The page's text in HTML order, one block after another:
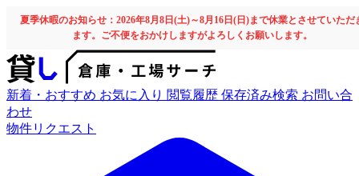
夏季休暇のお知らせ：2026年8月8日(土)～8月16日(日)まで休業とさせていただ
ます。ご不便をおかけしますがよろしくお願いします。
新着・おすすめ お気に入り 閲覧履歴 保存済み検索 お問い合
わせ
物件リクエスト